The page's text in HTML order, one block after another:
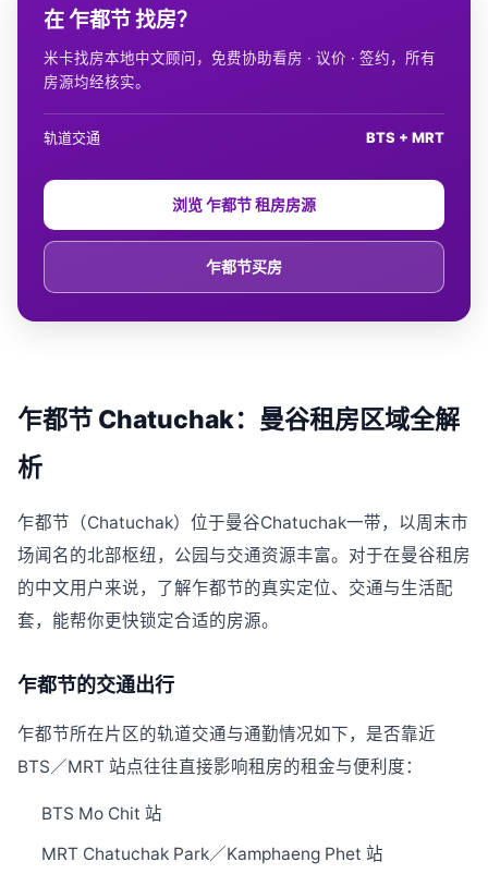
乍都节 Chatuchak：曼谷租房区域全解
析
乍都节（Chatuchak）位于曼谷Chatuchak一带，以周末市
场闻名的北部枢纽，公园与交通资源丰富。对于在曼谷租房
的中文用户来说，了解乍都节的真实定位、交通与生活配
套，能帮你更快锁定合适的房源。
乍都节的交通出行
乍都节所在片区的轨道交通与通勤情况如下，是否靠近
BTS／MRT 站点往往直接影响租房的租金与便利度：
BTS Mo Chit 站
MRT Chatuchak Park／Kamphaeng Phet 站
在 乍都节 找房？
米卡找房本地中文顾问，免费协助看房 · 议价 · 签约，所有
房源均经核实。
轨道交通 BTS + MRT
浏览 乍都节 租房房源
乍都节买房